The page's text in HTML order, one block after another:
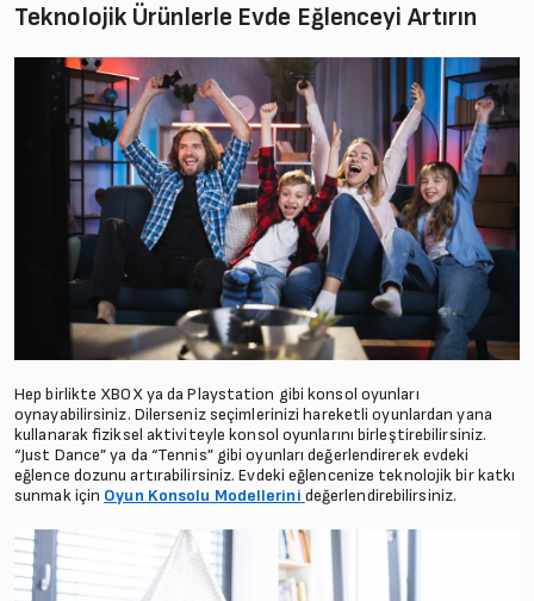
Teknolojik Ürünlerle Evde Eğlenceyi Artırın
Hep birlikte XBOX ya da Playstation gibi konsol oyunları
oynayabilirsiniz. Dilerseniz seçimlerinizi hareketli oyunlardan yana
kullanarak fiziksel aktiviteyle konsol oyunlarını birleştirebilirsiniz.
“Just Dance” ya da “Tennis” gibi oyunları değerlendirerek evdeki
eğlence dozunu artırabilirsiniz. Evdeki eğlencenize teknolojik bir katkı
sunmak için Oyun Konsolu Modellerini değerlendirebilirsiniz.